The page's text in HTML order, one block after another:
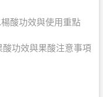
酸功效與使用重點
酸功效與果酸注意事項